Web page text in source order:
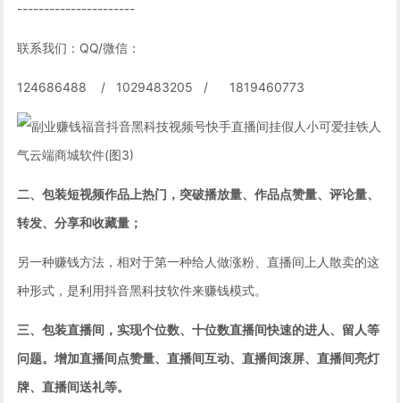
----------------------
联系我们：QQ/微信：
124686488 / 1029483205 / 1819460773
二、包装短视频作品上热门，突破播放量、作品点赞量、评论量、
转发、分享和收藏量；
另一种赚钱方法，相对于第一种给人做涨粉、直播间上人散卖的这
种形式，是利用抖音黑科技软件来赚钱模式。
三、包装直播间，实现个位数、十位数直播间快速的进人、留人等
问题。增加直播间点赞量、直播间互动、直播间滚屏、直播间亮灯
牌、直播间送礼等。